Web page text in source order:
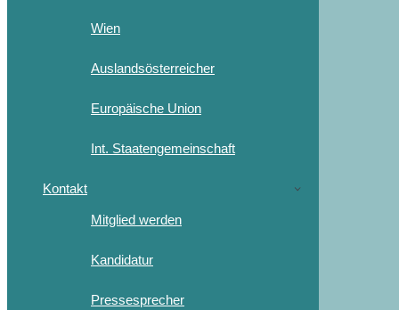
Wien
Auslandsösterreicher
Europäische Union
Int. Staatengemeinschaft
Kontakt
Mitglied werden
Kandidatur
Pressesprecher